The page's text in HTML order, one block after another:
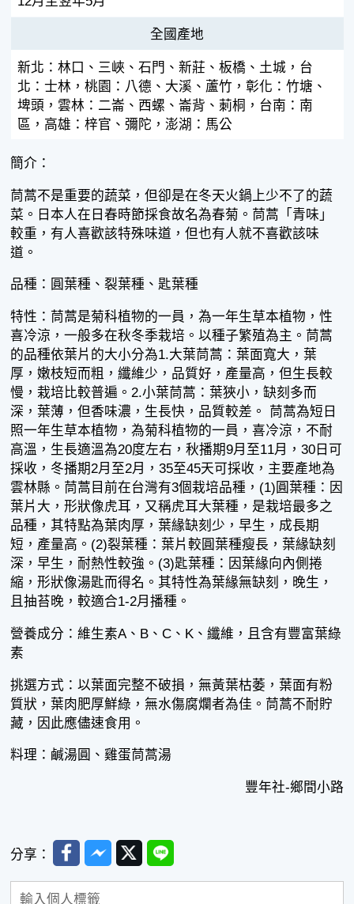
全國產地
新北：林口、三峽、石門、新莊、板橋、土城，台
北：士林，桃園：八德、大溪、蘆竹，彰化：竹塘、
埤頭，雲林：二崙、西螺、崙背、莿桐，台南：南
區，高雄：梓官、彌陀，澎湖：馬公
簡介：
茼蒿不是重要的蔬菜，但卻是在冬天火鍋上少不了的蔬
菜。日本人在日春時節採食故名為春菊。茼蒿「青味」
較重，有人喜歡該特殊味道，但也有人就不喜歡該味
道。
品種：圓葉種、裂葉種、匙葉種
特性：茼蒿是菊科植物的一員，為一年生草本植物，性
喜冷涼，一般多在秋冬季栽培。以種子繁殖為主。茼蒿
的品種依葉片的大小分為1.大葉茼蒿：葉面寬大，葉
厚，嫩枝短而粗，纖維少，品質好，產量高，但生長較
慢，栽培比較普遍。2.小葉茼蒿：葉狹小，缺刻多而
深，葉薄，但香味濃，生長快，品質較差。 茼蒿為短日
照一年生草本植物，為菊科植物的一員，喜冷涼，不耐
高溫，生長適溫為20度左右，秋播期9月至11月，30日可
採收，冬播期2月至2月，35至45天可採收，主要產地為
雲林縣。茼蒿目前在台灣有3個栽培品種，(1)圓葉種：因
葉片大，形狀像虎耳，又稱虎耳大葉種，是栽培最多之
品種，其特點為葉肉厚，葉緣缺刻少，早生，成長期
短，產量高。(2)裂葉種：葉片較圓葉種瘦長，葉緣缺刻
深，早生，耐熱性較強。(3)匙葉種：因葉緣向內側捲
縮，形狀像湯匙而得名。其特性為葉緣無缺刻，晚生，
且抽苔晚，較適合1-2月播種。
營養成分：維生素A、B、C、K、纖維，且含有豐富葉綠
素
挑選方式：以葉面完整不破損，無黃葉枯萎，葉面有粉
質狀，葉肉肥厚鮮綠，無水傷腐爛者為佳。茼蒿不耐貯
藏，因此應儘速食用。
料理：鹹湯圓、雞蛋茼蒿湯
豐年社-鄉間小路
分享： FacebookMessenger
TwitterLine